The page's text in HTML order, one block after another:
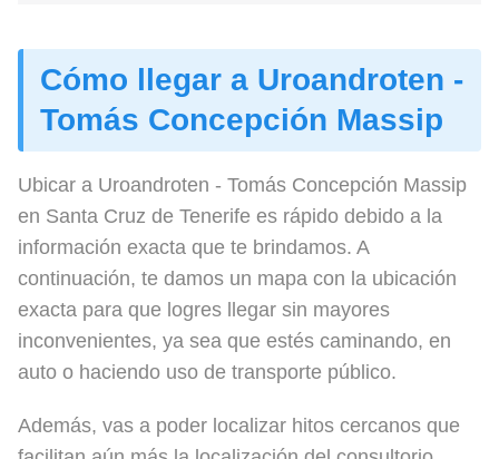
Cómo llegar a Uroandroten -
Tomás Concepción Massip
Ubicar a Uroandroten - Tomás Concepción Massip
en Santa Cruz de Tenerife es rápido debido a la
información exacta que te brindamos. A
continuación, te damos un mapa con la ubicación
exacta para que logres llegar sin mayores
inconvenientes, ya sea que estés caminando, en
auto o haciendo uso de transporte público.
Además, vas a poder localizar hitos cercanos que